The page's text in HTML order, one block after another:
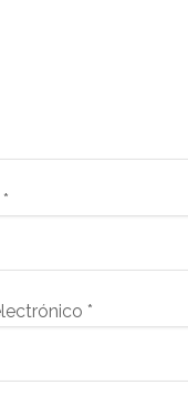
*
*